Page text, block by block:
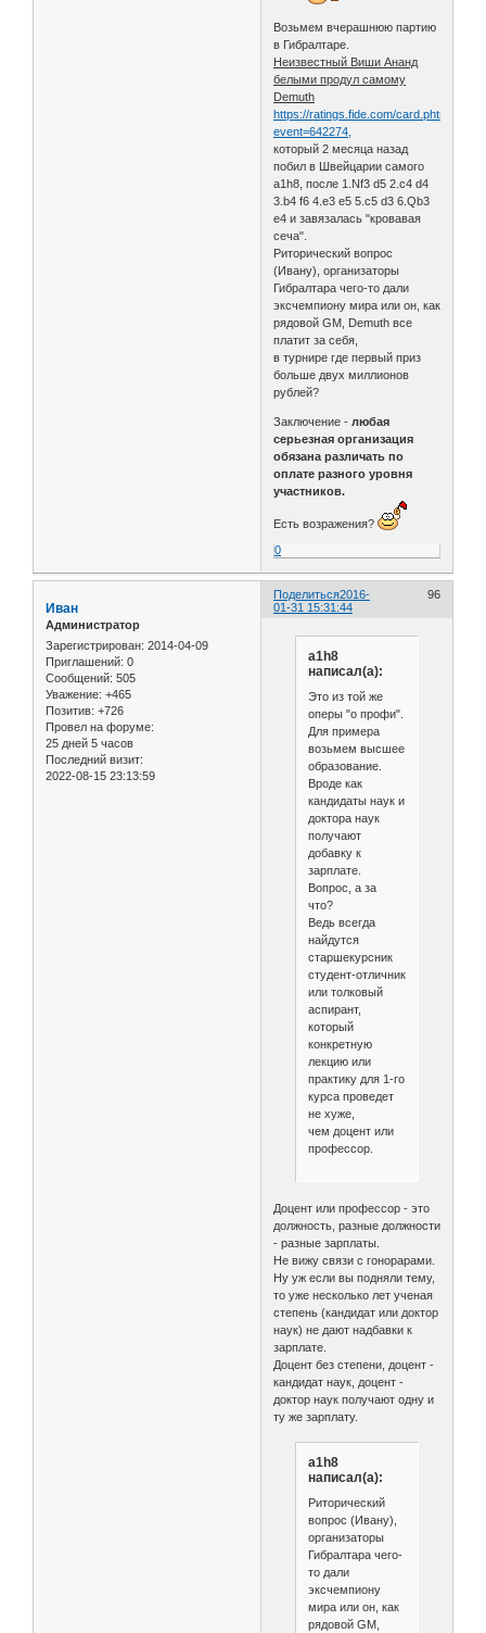
Возьмем вчерашнюю партию
в Гибралтаре.
Неизвестный Виши Ананд
белыми продул самому
Demuth
https://ratings.fide.com/card.phtml?
event=642274,
который 2 месяца назад
побил в Швейцарии самого
a1h8, после 1.Nf3 d5 2.c4 d4
3.b4 f6 4.e3 e5 5.c5 d3 6.Qb3
e4 и завязалась "кровавая
сеча".
Риторический вопрос
(Ивану), организаторы
Гибралтара чего-то дали
эксчемпиону мира или он, как
рядовой GM, Demuth все
платит за себя,
в турнире где первый приз
больше двух миллионов
рублей?
Заключение - любая
серьезная организация
обязана различать по
оплате разного уровня
участников.
Есть возражения?
0
Поделиться 96
2016-
01-31 15:31:44
Иван
Администратор
Зарегистрирован: 2014-04-09
Приглашений: 0
Сообщений: 505
Уважение: +465
Позитив: +726
Провел на форуме:
25 дней 5 часов
Последний визит:
2022-08-15 23:13:59
a1h8
написал(а):
Это из той же
оперы "о профи".
Для примера
возьмем высшее
образование.
Вроде как
кандидаты наук и
доктора наук
получают
добавку к
зарплате.
Вопрос, а за
что?
Ведь всегда
найдутся
старшекурсник
студент-отличник
или толковый
аспирант,
который
конкретную
лекцию или
практику для 1-го
курса проведет
не хуже,
чем доцент или
профессор.
Доцент или профессор - это
должность, разные должности
- разные зарплаты.
Не вижу связи с гонорарами.
Ну уж если вы подняли тему,
то уже несколько лет ученая
степень (кандидат или доктор
наук) не дают надбавки к
зарплате.
Доцент без степени, доцент -
кандидат наук, доцент -
доктор наук получают одну и
ту же зарплату.
a1h8
написал(а):
Риторический
вопрос (Ивану),
организаторы
Гибралтара чего-
то дали
эксчемпиону
мира или он, как
рядовой GM,